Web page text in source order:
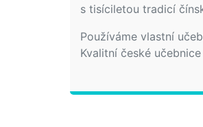
s tisíciletou tradicí
Používáme vlastní
Kvalitní české